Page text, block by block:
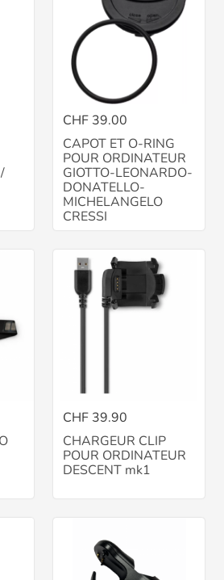
CHF 39.00
CAPOT ET O-RING
POUR ORDINATEUR
GIOTTO-LEONARDO-
DONATELLO-
MICHELANGELO
CRESSI
CHF 39.90
CHARGEUR CLIP
POUR ORDINATEUR
DESCENT mk1